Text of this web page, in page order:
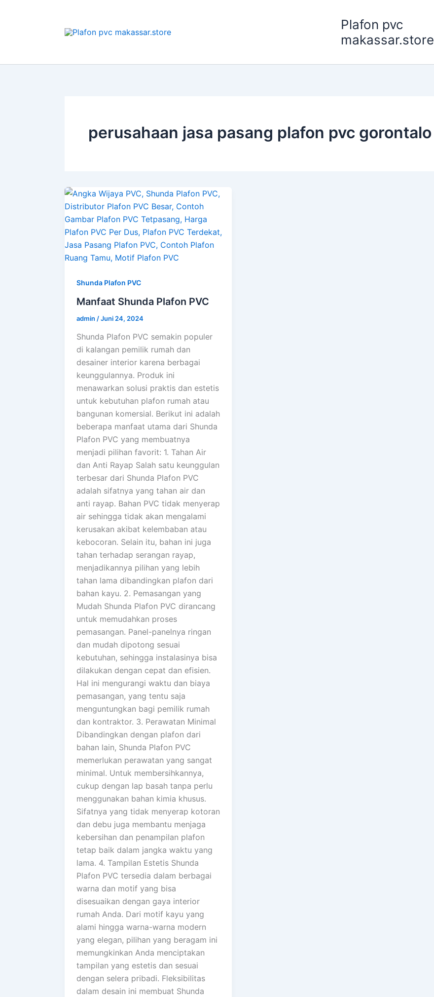
Plafon pvc
makassar.store
perusahaan jasa pasang plafon pvc gorontalo
Shunda Plafon PVC
Manfaat Shunda Plafon PVC
admin /Juni 24, 2024
Shunda Plafon PVC semakin populer
di kalangan pemilik rumah dan
desainer interior karena berbagai
keunggulannya. Produk ini
menawarkan solusi praktis dan estetis
untuk kebutuhan plafon rumah atau
bangunan komersial. Berikut ini adalah
beberapa manfaat utama dari Shunda
Plafon PVC yang membuatnya
menjadi pilihan favorit: 1. Tahan Air
dan Anti Rayap Salah satu keunggulan
terbesar dari Shunda Plafon PVC
adalah sifatnya yang tahan air dan
anti rayap. Bahan PVC tidak menyerap
air sehingga tidak akan mengalami
kerusakan akibat kelembaban atau
kebocoran. Selain itu, bahan ini juga
tahan terhadap serangan rayap,
menjadikannya pilihan yang lebih
tahan lama dibandingkan plafon dari
bahan kayu. 2. Pemasangan yang
Mudah Shunda Plafon PVC dirancang
untuk memudahkan proses
pemasangan. Panel-panelnya ringan
dan mudah dipotong sesuai
kebutuhan, sehingga instalasinya bisa
dilakukan dengan cepat dan efisien.
Hal ini mengurangi waktu dan biaya
pemasangan, yang tentu saja
menguntungkan bagi pemilik rumah
dan kontraktor. 3. Perawatan Minimal
Dibandingkan dengan plafon dari
bahan lain, Shunda Plafon PVC
memerlukan perawatan yang sangat
minimal. Untuk membersihkannya,
cukup dengan lap basah tanpa perlu
menggunakan bahan kimia khusus.
Sifatnya yang tidak menyerap kotoran
dan debu juga membantu menjaga
kebersihan dan penampilan plafon
tetap baik dalam jangka waktu yang
lama. 4. Tampilan Estetis Shunda
Plafon PVC tersedia dalam berbagai
warna dan motif yang bisa
disesuaikan dengan gaya interior
rumah Anda. Dari motif kayu yang
alami hingga warna-warna modern
yang elegan, pilihan yang beragam ini
memungkinkan Anda menciptakan
tampilan yang estetis dan sesuai
dengan selera pribadi. Fleksibilitas
dalam desain ini membuat Shunda